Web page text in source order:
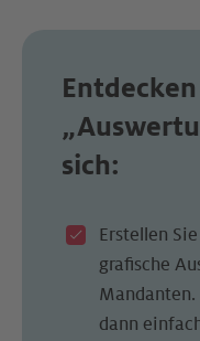
sich:
Erstellen
grafische
dann